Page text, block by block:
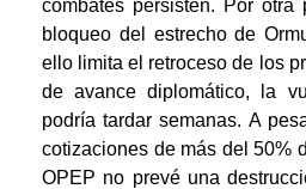
combates persisten. Por otra
bloqueo del estrecho de
ello limita el retroceso de los
de avance diplomático, la
podría tardar semanas. A
cotizaciones de más del 50%
OPEP no prevé una